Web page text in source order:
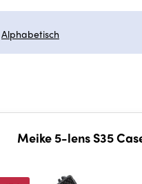
Alphabetisch
Meike 5-lens S35